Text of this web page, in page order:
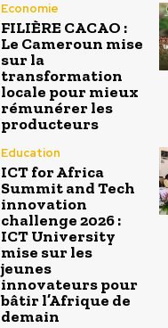
Economie
FILIÈRE CACAO :
Le Cameroun mise
sur la
transformation
locale pour mieux
rémunérer les
producteurs
Education
ICT for Africa
Summit and Tech
innovation
challenge 2026 :
ICT University
mise sur les
jeunes
innovateurs pour
bâtir l’Afrique de
demain